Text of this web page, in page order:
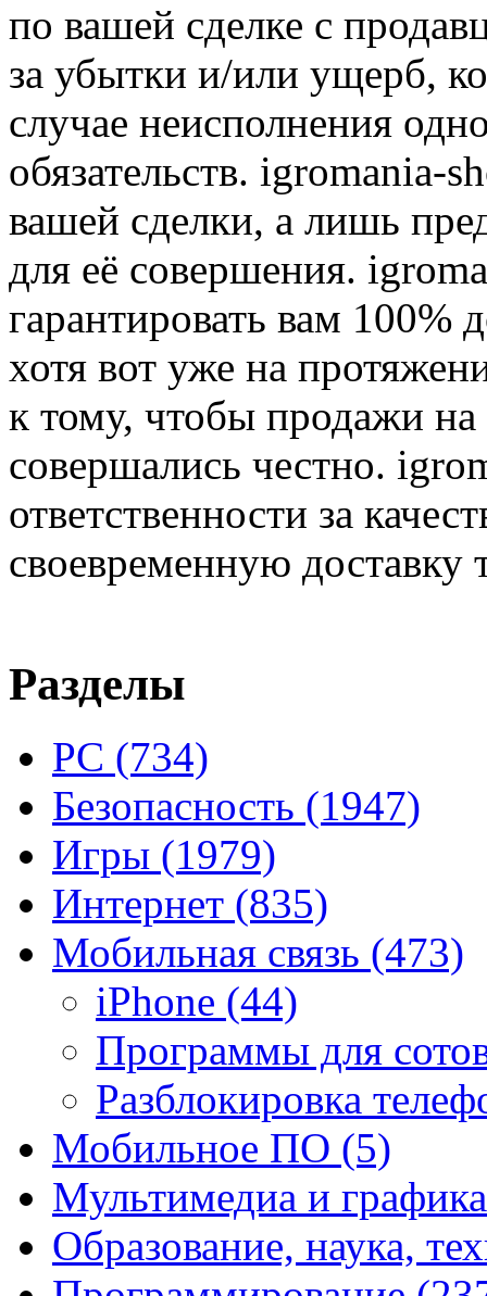
по вашей сделке с
за убытки и/или ущерб,
случае неисполнения
обязательств. igromania-
вашей сделки, а лишь
для её совершения.
гарантировать вам 100%
хотя вот уже на
к тому, чтобы продажи
совершались честно.
ответственности за
своевременную доставку
Разделы
PC (734)
Безопасность (1947)
Игры (1979)
Интернет (835)
Мобильная связь (473)
iPhone (44)
Программы для
Разблокировка
Мобильное ПО (5)
Мультимедиа и
Образование, наука,